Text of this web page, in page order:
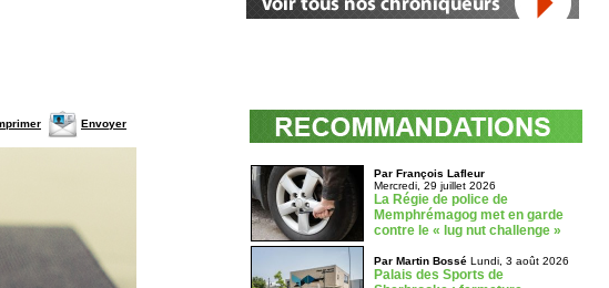
Envoyer
Par François Lafleur
Mercredi, 29 juillet 2026
La Régie de police de
Memphrémagog met en garde
contre le « lug nut challenge »
Par Martin BosséLundi, 3 août 2026
Palais des Sports de